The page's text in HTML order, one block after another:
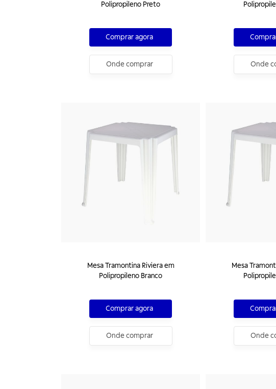
Polipropileno Preto
Comprar agora
Onde comprar Onde
Mesa Tramontina Riviera em
Polipropileno Branco
Comprar agora
Onde comprar
Mesa
Onde